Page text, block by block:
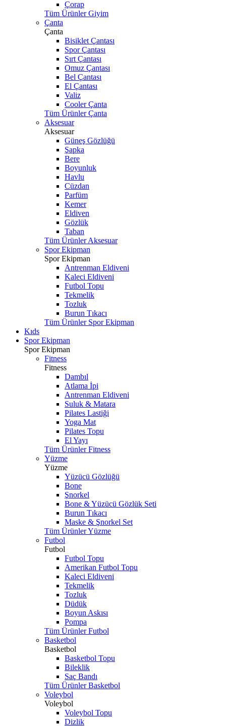
Çorap
Tüm Ürünler Giyim
Çanta
Çanta
Bisiklet Çantası
Spor Çantası
Sırt Çantası
Omuz Çantası
Bel Çantası
El Çantası
Valiz
Cooler Çanta
Tüm Ürünler Çanta
Aksesuar
Aksesuar
Güneş Gözlüğü
Şapka
Bere
Boyunluk
Havlu
Cüzdan
Parfüm
Kemer
Eldiven
Gözlük
Taban
Tüm Ürünler Aksesuar
Spor Ekipman
Spor Ekipman
Antrenman Eldiveni
Kaleci Eldiveni
Futbol Topu
Tekmelik
Tozluk
Burun Tıkacı
Tüm Ürünler Spor Ekipman
Kıds
Spor Ekipman
Spor Ekipman
Fitness
Fitness
Dambıl
Atlama İpi
Antrenman Eldiveni
Suluk & Matara
Pilates Lastiği
Yoga Mat
Pilates Topu
El Yayı
Tüm Ürünler Fitness
Yüzme
Yüzme
Yüzücü Gözlüğü
Bone
Şnorkel
Bone & Yüzücü Gözlük Seti
Burun Tıkacı
Maske & Şnorkel Set
Tüm Ürünler Yüzme
Futbol
Futbol
Futbol Topu
Amerikan Futbol Topu
Kaleci Eldiveni
Tekmelik
Tozluk
Düdük
Boyun Askısı
Pompa
Tüm Ürünler Futbol
Basketbol
Basketbol
Basketbol Topu
Bileklik
Saç Bandı
Tüm Ürünler Basketbol
Voleybol
Voleybol
Voleybol Topu
Dizlik